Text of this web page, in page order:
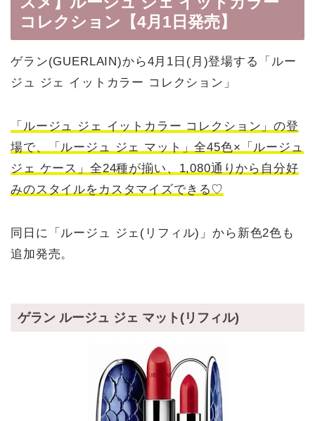
コレクション【4月1日発売】
ゲラン(GUERLAIN)から4月1日(月)登場する「ルー
ジュ ジェ イットカラー コレクション」
「ルージュ ジェ イットカラー コレクション」の登
場で、「ルージュ ジェ マット」全45色×「ルージュ
ジェ ケース」全24種が揃い、1,080通りから自分好
みのスタイルをカスタマイズできる♡
同日に「ルージュ ジェ(リフィル)」から新色2色も
追加発売。
ゲラン ルージュ ジェ マット(リフィル)